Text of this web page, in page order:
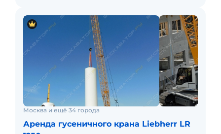
Москва и ещё 34 города
Аренда гусеничного крана Liebherr LR